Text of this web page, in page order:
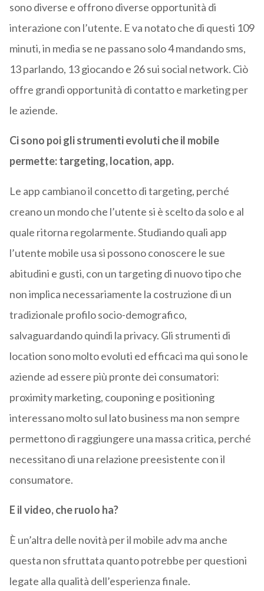
sono diverse e offrono diverse opportunità di
interazione con l’utente. E va notato che di questi 109
minuti, in media se ne passano solo 4 mandando sms,
13 parlando, 13 giocando e 26 sui social network. Ciò
offre grandi opportunità di contatto e marketing per
le aziende.
Ci sono poi gli strumenti evoluti che il mobile
permette: targeting, location, app.
Le app cambiano il concetto di targeting, perché
creano un mondo che l’utente si è scelto da solo e al
quale ritorna regolarmente. Studiando quali app
l’utente mobile usa si possono conoscere le sue
abitudini e gusti, con un targeting di nuovo tipo che
non implica necessariamente la costruzione di un
tradizionale profilo socio-demografico,
salvaguardando quindi la privacy. Gli strumenti di
location sono molto evoluti ed efficaci ma qui sono le
aziende ad essere più pronte dei consumatori:
proximity marketing, couponing e positioning
interessano molto sul lato business ma non sempre
permettono di raggiungere una massa critica, perché
necessitano di una relazione preesistente con il
consumatore.
E il video, che ruolo ha?
È un’altra delle novità per il mobile adv ma anche
questa non sfruttata quanto potrebbe per questioni
legate alla qualità dell’esperienza finale.